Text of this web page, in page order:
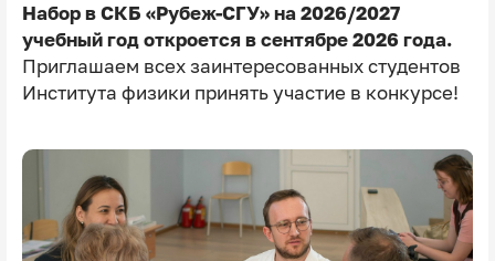
Набор в СКБ «Рубеж-СГУ» на 2026/2027
учебный год откроется в сентябре 2026 года.
Приглашаем всех заинтересованных студентов
Института физики принять участие в конкурсе!